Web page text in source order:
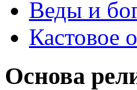
Веды и
Кастовое
Основа